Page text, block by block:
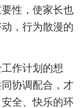
性，使家长也
，行为散漫的
作计划的想
协调配合，才
全、快乐的环